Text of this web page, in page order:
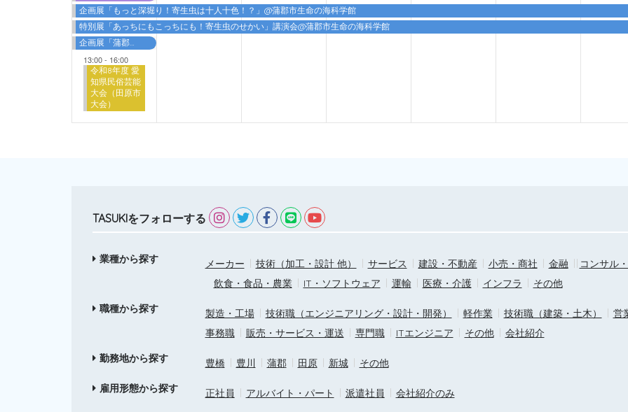
企画展「もっと深堀り！寄生虫は十人十色！？」@蒲郡市生命の海科学館
特別展「あっちにもこっちにも！寄生虫のせかい」講演会@蒲郡市生命の海科学館
13:00- 16:00
令和8年度 愛
知県民俗芸能
大会（田原市
大会）
TASUKIをフォローする
業種から探す メーカー 技術（加工・設計 他） サービス 建設・不動産 小売・商社 金融
コンサル
飲食・食品・農業
IT・ソフトウェア 運輸 医療・介護 インフラ
その他
職種から探す
製造・工場 技術職（エンジニアリング・設計・開発） 軽作業 技術職（建築・土木）
営
事務職
販売・サービス・運送 専門職 ITエンジニア その他
会社紹介
勤務地から探す
豊橋 豊川 蒲郡 田原 新城
その他
雇用形態から探す
正社員 アルバイト・パート 派遣社員
会社紹介のみ